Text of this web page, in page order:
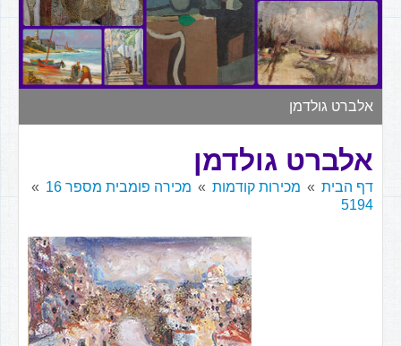
▼
▼
אלברט גולדמן
אלברט גולדמן
דף הבית מכירות קודמות
מכירה פומבית מספר 16
5194